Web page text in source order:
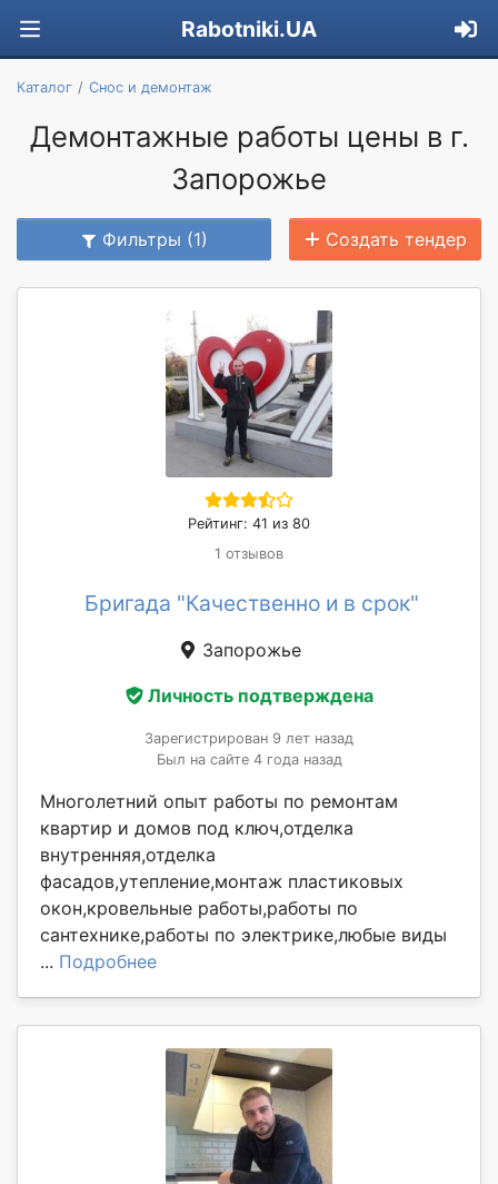
Rabotniki.UA
Каталог Снос и демонтаж
Демонтажные работы цены в г.
Запорожье
Фильтры (1) Создать тендер
Рейтинг: 41 из 80
1 отзывов
Бригада "Качественно и в срок"
Запорожье
Личность подтверждена
Зарегистрирован 9 лет назад
Был на сайте 4 года назад
Многолетний опыт работы по ремонтам
квартир и домов под ключ,отделка
внутренняя,отделка
фасадов,утепление,монтаж пластиковых
окон,кровельные работы,работы по
сантехнике,работы по электрике,любые виды
... Подробнее